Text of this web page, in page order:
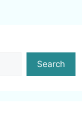
Search